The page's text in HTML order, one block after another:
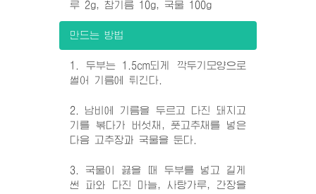
루 2g, 참기름 10g, 국물 100g
만드는 방법
1. 두부는 1.5cm되게 깍두기모양으로
썰어 기름에 튀긴다.
2. 남비에 기름을 두르고 다진 돼지고
기를 볶다가 버섯채, 풋고추채를 넣은
다음 고추장과 국물을 둔다.
3. 국물이 끓을 때 두부를 넣고 길게
썬 파와 다진 마늘, 사탕가루, 간장을